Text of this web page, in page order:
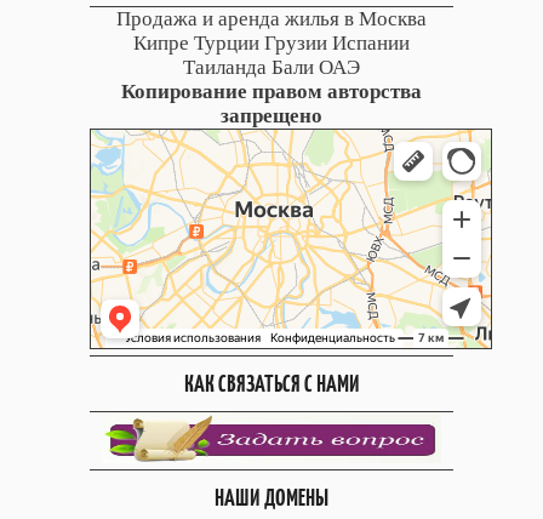
Продажа и аренда жилья в Москва
Кипре Турции Грузии Испании
Таиланда Бали ОАЭ
Копирование правом авторства
запрещено
КАК СВЯЗАТЬСЯ С НАМИ
НАШИ ДОМЕНЫ